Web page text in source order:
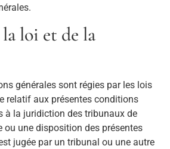
loi et de la
générales sont régies par les lois
relatif aux présentes conditions
à la juridiction des tribunaux de
ou une disposition des présentes
jugée par un tribunal ou une autre